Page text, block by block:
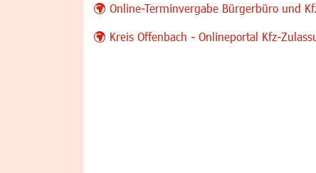
Online-Terminvergabe Bürgerbüro und
Kreis Offenbach - Onlineportal Kfz-